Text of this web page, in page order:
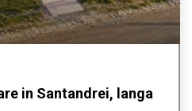
in Santandrei, langa